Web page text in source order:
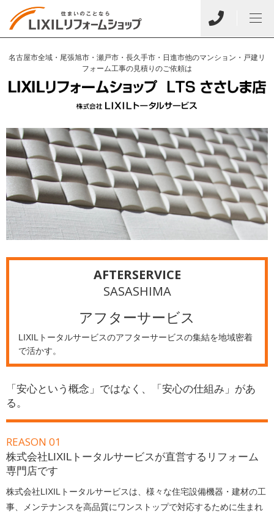
名古屋市全域・尾張旭市・瀬戸市・長久手市・日進市他のマンション・戸建リ
フォーム工事の見積りのご依頼は
AFTERSERVICE
SASASHIMA
アフターサービス
LIXILトータルサービスのアフターサービスの集結を地域密着
で活かす。
「安心という概念」ではなく、「安心の仕組み」があ
る。
REASON 01
株式会社LIXILトータルサービスが直営するリフォーム
専門店です
株式会社LIXILトータルサービスは、様々な住宅設備機器・建材の工
事、メンテナンスを高品質にワンストップで対応するために生まれ